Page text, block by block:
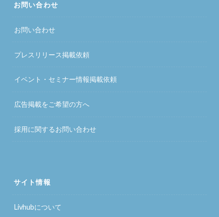
お問い合わせ
お問い合わせ
プレスリリース掲載依頼
イベント・セミナー情報掲載依頼
広告掲載をご希望の方へ
採用に関するお問い合わせ
サイト情報
Livhubについて